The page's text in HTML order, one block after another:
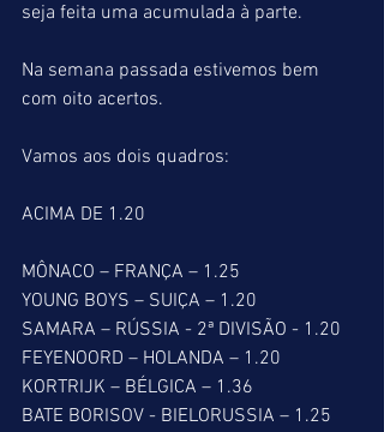
seja feita uma acumulada à parte.
Na semana passada estivemos bem
com oito acertos.
Vamos aos dois quadros:
ACIMA DE 1.20
MÔNACO – FRANÇA – 1.25
YOUNG BOYS – SUIÇA – 1.20
SAMARA – RÚSSIA - 2ª DIVISÃO - 1.20
FEYENOORD – HOLANDA – 1.20
KORTRIJK – BÉLGICA – 1.36
BATE BORISOV - BIELORUSSIA – 1.25